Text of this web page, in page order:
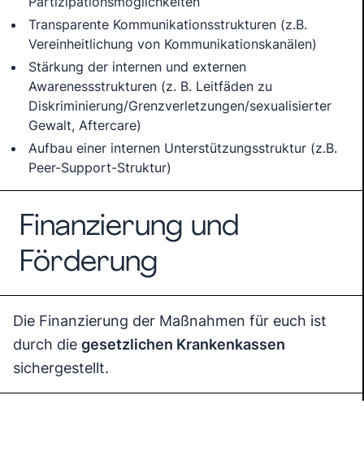
Transparente Kommunikationsstrukturen (z.B.
Vereinheitlichung von Kommunikationskanälen)
Stärkung der internen und externen
Awarenessstrukturen (z. B. Leitfäden zu
Diskriminierung/Grenzverletzungen/sexualisierter
Gewalt, Aftercare)
Aufbau einer internen Unterstützungsstruktur (z.B.
Peer-Support-Struktur)
Finanzierung und
Förderung
Die Finanzierung der Maßnahmen für euch ist
durch die gesetzlichen Krankenkassen
sichergestellt.